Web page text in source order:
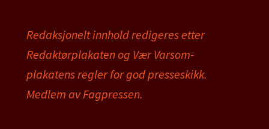
Redaksjonelt innhold redigeres etter
Redaktørplakaten og Vær Varsom-
plakatens regler for god presseskikk.
Medlem av Fagpressen.